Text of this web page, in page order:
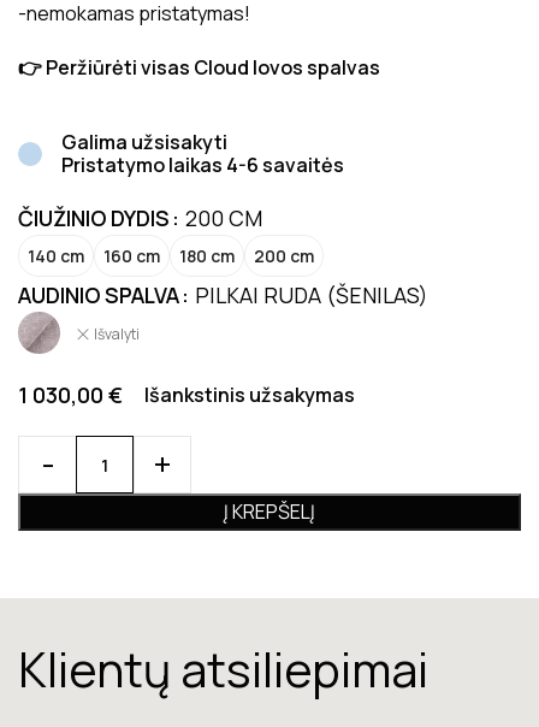
-nemokamas pristatymas!
👉 Peržiūrėti visas Cloud lovos spalvas
Galima užsisakyti
Pristatymo laikas 4-6 savaitės
ČIUŽINIO DYDIS 200 CM
140 cm 160 cm 180 cm 200 cm
AUDINIO SPALVA PILKAI RUDA (ŠENILAS)
Išvalyti
1 030,00 € Išankstinis užsakymas
Į KREPŠELĮ
Klientų atsiliepimai